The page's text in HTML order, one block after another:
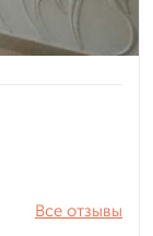
Все отзывы